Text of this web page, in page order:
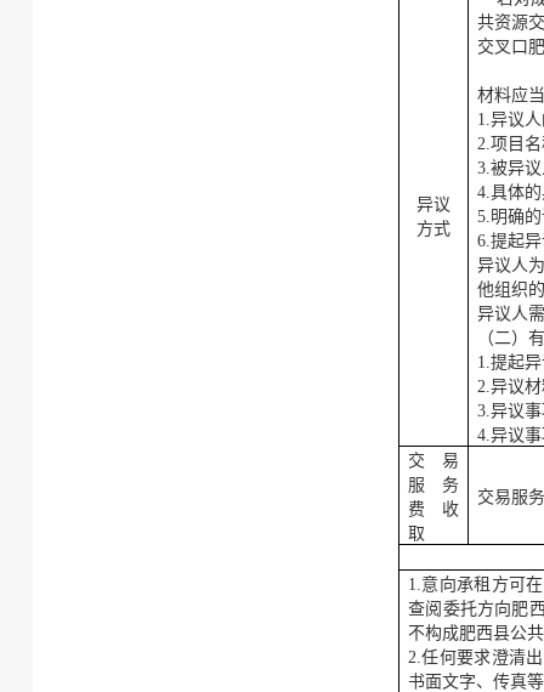
异议
方式
共资源
交叉口
材料应
1.异议
2.项目
3.被异
4.具体
5.明确
6.提起
异议人
他组织
异议人
（二）
1.提起
2.异议
3.异议
4.异议
交易
服务
费收
取
交易服
1.意向承租方 可
查阅委托方向肥
不构成肥西县公
2.任何要求澄清
书面文字、传真